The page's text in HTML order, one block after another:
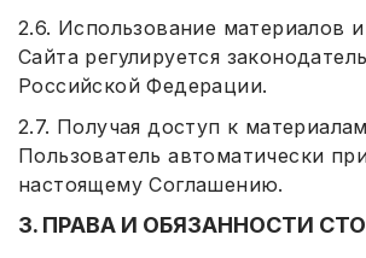
2.6. Использование материалов
Сайта регулируется
Российской Федерации.
2.7. Получая доступ к
Пользователь автоматически
настоящему Соглашению.
3. ПРАВА И ОБЯЗАННОСТИ